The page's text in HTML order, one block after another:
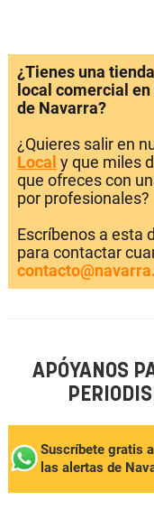
¿Tienes una
local comercial
de Navarra?
¿Quieres salir en
Local y que miles
que ofreces con
por profesionales?
Escríbenos a esta
para contactar
APÓYANOS
Suscríbete gratis
las alertas de